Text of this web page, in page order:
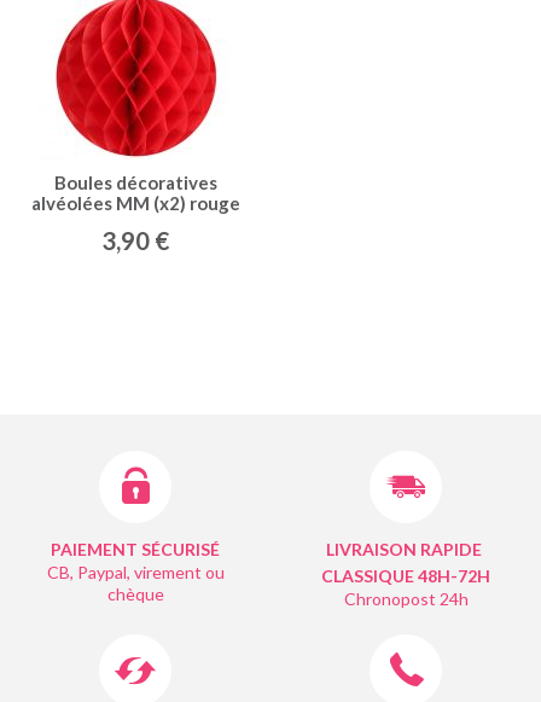
Boules décoratives
alvéolées MM (x2) rouge
3,90 €
PAIEMENT SÉCURISÉ
CB, Paypal, virement ou
chèque
LIVRAISON RAPIDE
CLASSIQUE 48H-72H
Chronopost 24h